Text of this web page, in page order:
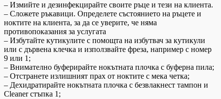
– Измийте и дезинфекцирайте своите ръце и тези на клиента.
– Сложете ръкавици. Определете състоянието на ръцете и
ноктите на клиента, за да се уверите, че няма
противопоказания за услугата
– Избутайте кутикулите с помощта на избутвач за кутикули
или с дървена клечка и използвайте фреза, например с номер
9 или 1;
– Внимателно буферирайте нокътната плочка с буферна пила;
– Отстранете излишният прах от ноктите с мека четка;
– Дехидратирайте нокътната плочка с безвлакнест тампон и
Cleaner стъпка 1;